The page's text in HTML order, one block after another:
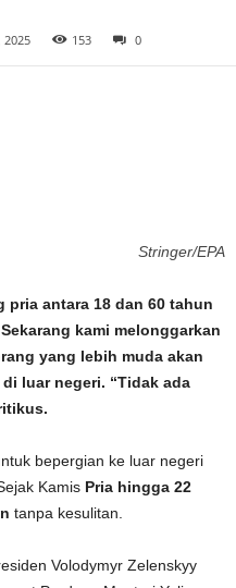
2025 153 0
Stringer/EPA
pria antara 18 dan 60 tahun
kami melonggarkan
yang lebih muda akan
luar negeri. “Tidak ada
bepergian ke luar negeri
Kamis Pria hingga 22
tanpa kesulitan.
Volodymyr Zelenskyy